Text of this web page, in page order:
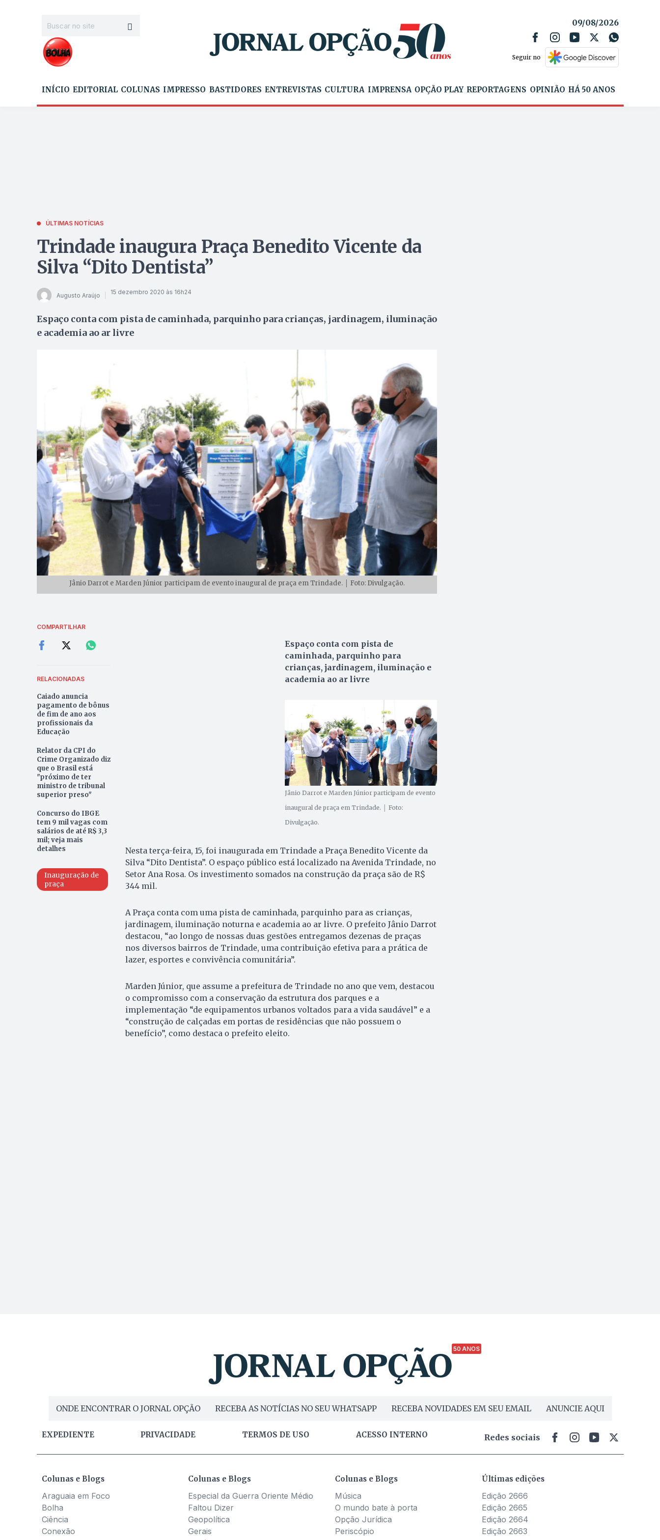
09/08/2026
Seguir no
INÍCIO EDITORIAL COLUNAS IMPRESSO BASTIDORES ENTREVISTAS CULTURA IMPRENSA OPÇÃO PLAY REPORTAGENS OPINIÃO HÁ 50 ANOS
ÚLTIMAS NOTÍCIAS
Trindade inaugura Praça Benedito Vicente da
Silva “Dito Dentista”
Augusto Araújo 15 dezembro 2020 às 16h24
Espaço conta com pista de caminhada, parquinho para crianças, jardinagem, iluminação
e academia ao ar livre
Jânio Darrot e Marden Júnior participam de evento inaugural de praça em Trindade. │ Foto: Divulgação.
COMPARTILHAR
RELACIONADAS
Caiado anuncia
pagamento de bônus
de fim de ano aos
profissionais da
Educação
Relator da CPI do
Crime Organizado diz
que o Brasil está
"próximo de ter
ministro de tribunal
superior preso"
Concurso do IBGE
tem 9 mil vagas com
salários de até R$ 3,3
mil; veja mais
detalhes
Inauguração de
praça
Espaço conta com pista de
caminhada, parquinho para
crianças, jardinagem, iluminação e
academia ao ar livre
Jânio Darrot e Marden Júnior participam de evento
inaugural de praça em Trindade. │ Foto:
Divulgação.
Nesta terça-feira, 15, foi inaugurada em Trindade a Praça Benedito Vicente da
Silva “Dito Dentista”. O espaço público está localizado na Avenida Trindade, no
Setor Ana Rosa. Os investimento somados na construção da praça são de R$
344 mil.
A Praça conta com uma pista de caminhada, parquinho para as crianças,
jardinagem, iluminação noturna e academia ao ar livre. O prefeito Jânio Darrot
destacou, “ao longo de nossas duas gestões entregamos dezenas de praças
nos diversos bairros de Trindade, uma contribuição efetiva para a prática de
lazer, esportes e convivência comunitária”.
Marden Júnior, que assume a prefeitura de Trindade no ano que vem, destacou
o compromisso com a conservação da estrutura dos parques e a
implementação “de equipamentos urbanos voltados para a vida saudável” e a
“construção de calçadas em portas de residências que não possuem o
benefício”, como destaca o prefeito eleito.
50 ANOS
ONDE ENCONTRAR O JORNAL OPÇÃO RECEBA AS NOTÍCIAS NO SEU WHATSAPP RECEBA NOVIDADES EM SEU EMAIL ANUNCIE AQUI
EXPEDIENTE PRIVACIDADE TERMOS DE USO ACESSO INTERNO Redes sociais
Colunas e Blogs
Araguaia em Foco
Bolha
Ciência
Conexão
Colunas e Blogs
Especial da Guerra Oriente Médio
Faltou Dizer
Geopolítica
Gerais
Colunas e Blogs
Música
O mundo bate à porta
Opção Jurídica
Periscópio
Últimas edições
Edição 2666
Edição 2665
Edição 2664
Edição 2663